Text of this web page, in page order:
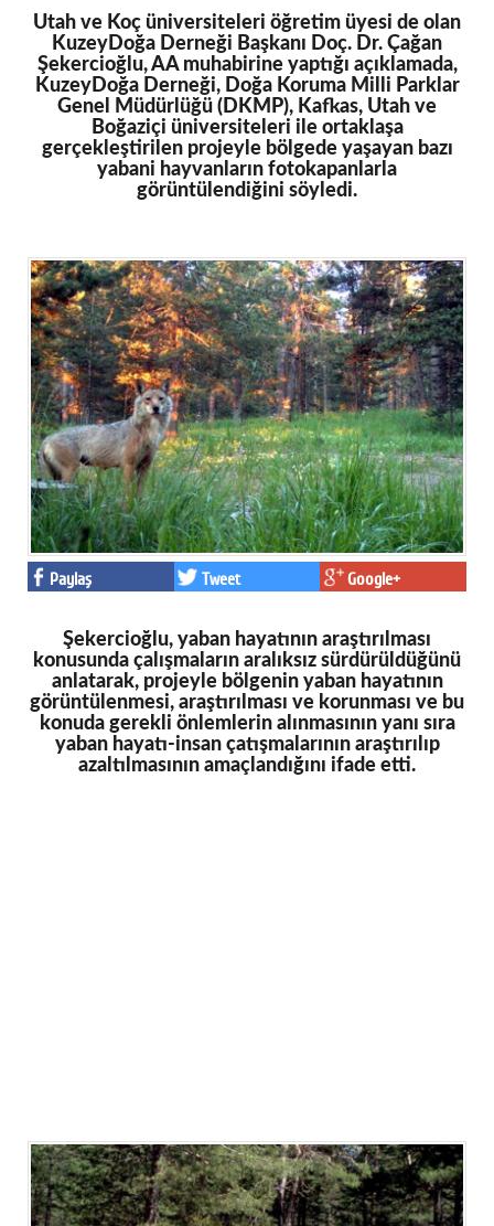
Utah ve Koç üniversiteleri öğretim üyesi de olan
KuzeyDoğa Derneği Başkanı Doç. Dr. Çağan
Şekercioğlu, AA muhabirine yaptığı açıklamada,
KuzeyDoğa Derneği, Doğa Koruma Milli Parklar
Genel Müdürlüğü (DKMP), Kafkas, Utah ve
Boğaziçi üniversiteleri ile ortaklaşa
gerçekleştirilen projeyle bölgede yaşayan bazı
yabani hayvanların fotokapanlarla
görüntülendiğini söyledi.
Paylaş Tweet Google+
Şekercioğlu, yaban hayatının araştırılması
konusunda çalışmaların aralıksız sürdürüldüğünü
anlatarak, projeyle bölgenin yaban hayatının
görüntülenmesi, araştırılması ve korunması ve bu
konuda gerekli önlemlerin alınmasının yanı sıra
yaban hayatı-insan çatışmalarının araştırılıp
azaltılmasının amaçlandığını ifade etti.